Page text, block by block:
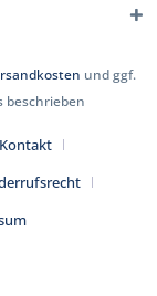
und ggf.
beschrieben
Kontakt